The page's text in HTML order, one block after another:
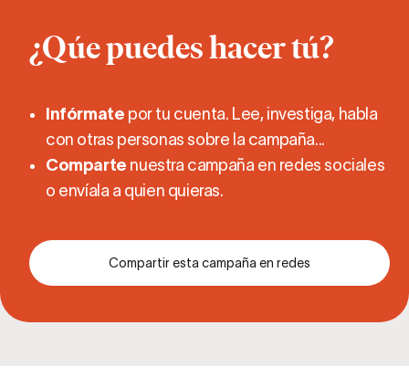
¿Qúe puedes hacer tú?
Infórmate por tu cuenta. Lee, investiga, habla
con otras personas sobre la campaña...
Comparte nuestra campaña en redes sociales
o envíala a quien quieras.
Compartir esta campaña en redes